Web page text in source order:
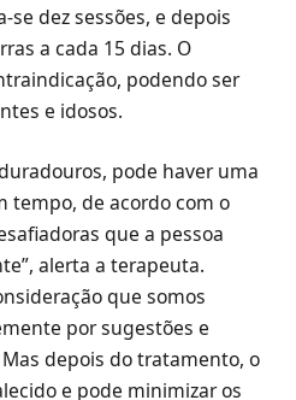
dez sessões, e depois
a cada 15 dias. O
podendo ser
e idosos.
pode haver uma
tempo, de acordo com o
que a pessoa
alerta a terapeuta.
que somos
por sugestões e
depois do tratamento, o
e pode minimizar os